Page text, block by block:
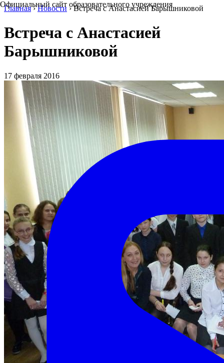
Официальный сайт образовательного учреждения
Главная › Новости › Встреча с Анастасией Барышниковой
Встреча с Анастасией
Барышниковой
17 февраля 2016